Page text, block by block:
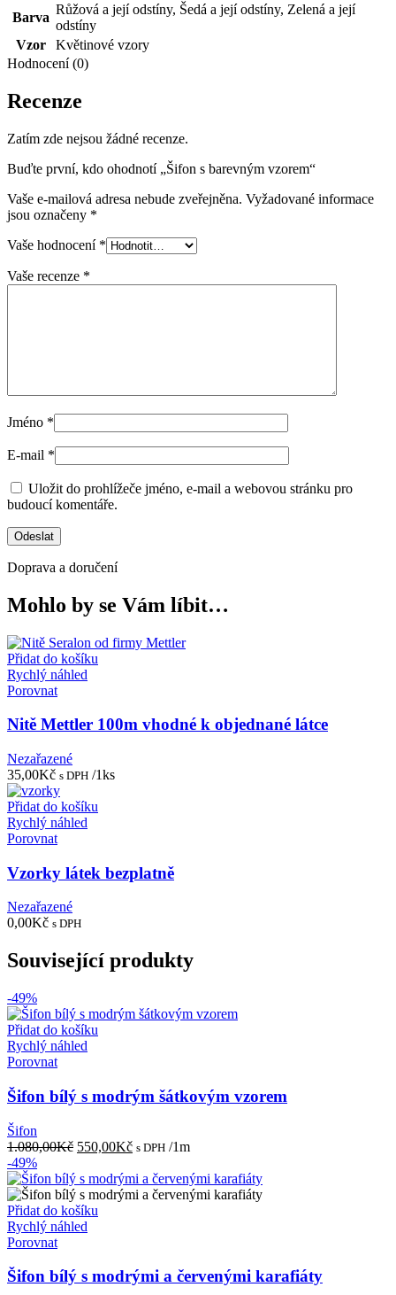
Barva
Růžová a její odstíny, Šedá a její odstíny, Zelená a její
odstíny
Vzor
Květinové vzory
Hodnocení (0)
Recenze
Zatím zde nejsou žádné recenze.
Buďte první, kdo ohodnotí „Šifon s barevným vzorem“
Vaše e-mailová adresa nebude zveřejněna. Vyžadované informace
jsou označeny *
Vaše hodnocení *
Vaše recenze *
Jméno *
E-mail *
Uložit do prohlížeče jméno, e-mail a webovou stránku pro
budoucí komentáře.
Doprava a doručení
Mohlo by se Vám líbit…
Přidat do košíku
Rychlý náhled
Porovnat
Nitě Mettler 100m vhodné k objednané látce
Nezařazené
35,00Kč s DPH /1ks
Přidat do košíku
Rychlý náhled
Porovnat
Vzorky látek bezplatně
Nezařazené
0,00Kč s DPH
Související produkty
-49%
Přidat do košíku
Rychlý náhled
Porovnat
Šifon bílý s modrým šátkovým vzorem
Šifon
1.080,00Kč Původní
byla:
1.080,00Kč.
550,00KčAktuální
je:
550,00Kč.
s DPH /1m
-49%
Přidat do košíku
Rychlý náhled
Porovnat
Šifon bílý s modrými a červenými karafiáty